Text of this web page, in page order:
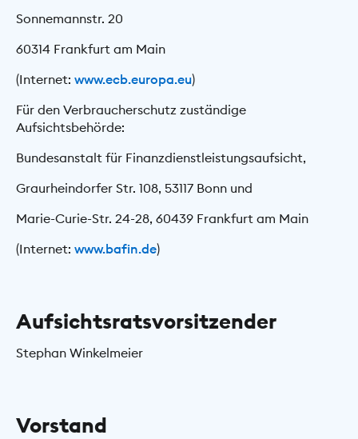
Sonnemannstr. 20
60314 Frankfurt am Main
(Internet: www.ecb.europa.eu)
Für den Verbraucherschutz zuständige
Aufsichtsbehörde:
Bundesanstalt für Finanzdienstleistungsaufsicht,
Graurheindorfer Str. 108, 53117 Bonn und
Marie-Curie-Str. 24-28, 60439 Frankfurt am Main
(Internet: www.bafin.de)
Aufsichtsratsvorsitzender
Stephan Winkelmeier
Vorstand